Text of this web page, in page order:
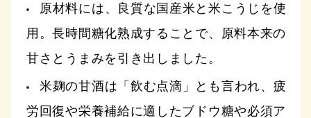
原材料には、良質な国産米と米こうじを使
用。長時間糖化熟成することで、原料本来の
甘さとうまみを引き出しました。
米麹の甘酒は「飲む点滴」とも言われ、疲
労回復や栄養補給に適したブドウ糖や必須ア